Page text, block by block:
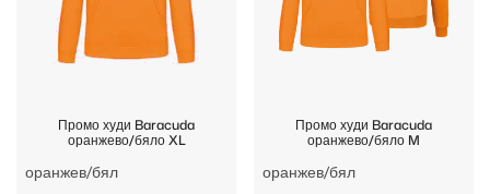
Промо худи Baracuda
оранжево/бяло XL
оранжев/бял
Промо худи Baracuda
оранжево/бяло M
оранжев/бял